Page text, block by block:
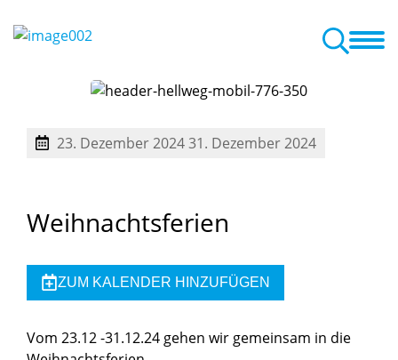
AktuellesTermine
23. Dezember 202431. Dezember 2024
Weihnachtsferien
ZUM KALENDER HINZUFÜGEN
Vom 23.12 -31.12.24 gehen wir gemeinsam in die